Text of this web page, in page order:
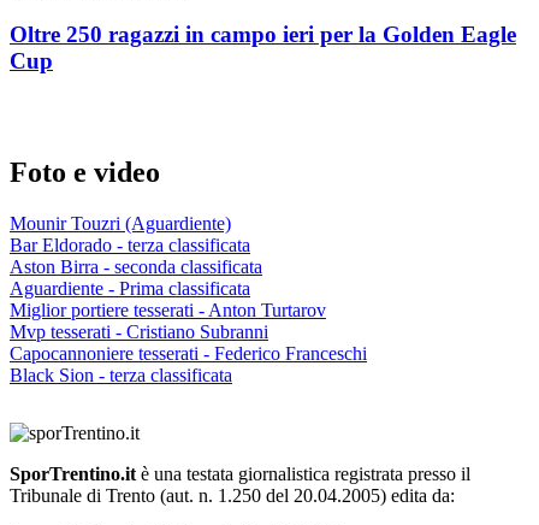
Oltre 250 ragazzi in campo ieri per la Golden Eagle
Cup
Foto e video
Mounir Touzri (Aguardiente)
Bar Eldorado - terza classificata
Aston Birra - seconda classificata
Aguardiente - Prima classificata
Miglior portiere tesserati - Anton Turtarov
Mvp tesserati - Cristiano Subranni
Capocannoniere tesserati - Federico Franceschi
Black Sion - terza classificata
SporTrentino.it è una testata giornalistica registrata presso il
Tribunale di Trento (aut. n. 1.250 del 20.04.2005) edita da: